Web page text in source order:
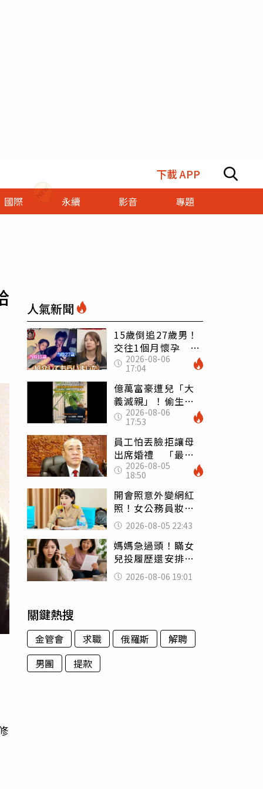
下載 APP
國際 永續 影音 專題
人氣新聞
15歲倒追27歲男！
交往1個月懷孕 36
歲當阿嬤故事曝光
2026-08-06
17:04
億萬富豪遭兒「大
義滅親」！偷生子
怕曝光 竟盜鄰居
身份辦假證落戶
2026-08-06
17:53
員工怕丟臉拒讓母
出席婚禮 「最愛
發錢老闆」震怒開
除：我看不起你
2026-08-05
18:50
開會照意外變網紅
照！女公務員妝容
掀2千則留言 本人
怒嗆：化妝有錯嗎
2026-08-05 22:43
媽媽急過頭！瞞女
兒投履歷還安排面
試 她接來電當場
傻眼
2026-08-06 19:01
關鍵熱搜
金管會 求職 俄羅斯
解聘
男團
提款